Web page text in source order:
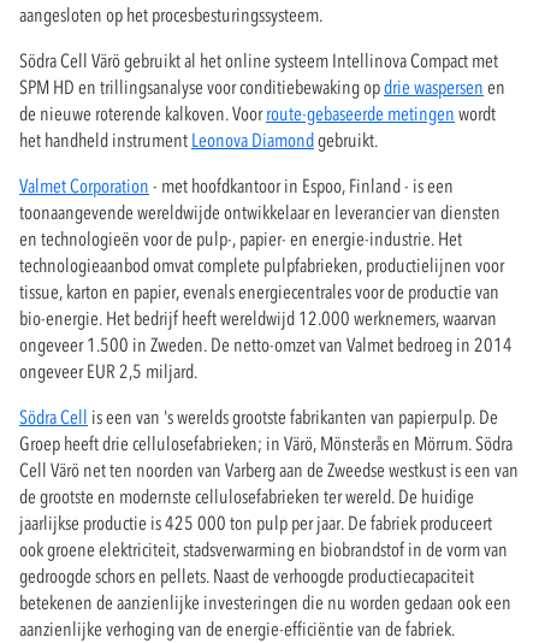
aangesloten op het procesbesturingssysteem.
Södra Cell Värö gebruikt al het online systeem Intellinova Compact met
SPM HD en trillingsanalyse voor conditiebewaking opdrie waspersen en
de nieuwe roterende kalkoven. Voorroute-gebaseerde metingen wordt
het handheld instrument Leonova Diamondgebruikt.
Valmet Corporation - met hoofdkantoor in Espoo, Finland - is een
toonaangevende wereldwijde ontwikkelaar en leverancier van diensten
en technologieën voor de pulp-, papier- en energie-industrie. Het
technologieaanbod omvat complete pulpfabrieken, productielijnen voor
tissue, karton en papier, evenals energiecentrales voor de productie van
bio-energie. Het bedrijf heeft wereldwijd 12.000 werknemers, waarvan
ongeveer 1.500 in Zweden. De netto-omzet van Valmet bedroeg in 2014
ongeveer EUR 2,5 miljard.
Södra Cell is een van 's werelds grootste fabrikanten van papierpulp. De
Groep heeft drie cellulosefabrieken; in Värö, Mönsterås en Mörrum. Södra
Cell Värö net ten noorden van Varberg aan de Zweedse westkust is een van
de grootste en modernste cellulosefabrieken ter wereld. De huidige
jaarlijkse productie is 425 000 ton pulp per jaar. De fabriek produceert
ook groene elektriciteit, stadsverwarming en biobrandstof in de vorm van
gedroogde schors en pellets. Naast de verhoogde productiecapaciteit
betekenen de aanzienlijke investeringen die nu worden gedaan ook een
aanzienlijke verhoging van de energie-efficiëntie van de fabriek.